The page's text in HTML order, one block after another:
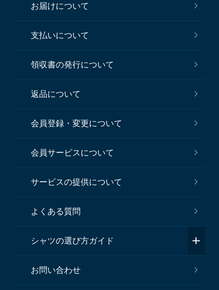
お届けについて
支払いについて
領収書の発行について
返品について
会員登録・変更について
会員サービスについて
サービスの提供について
よくある質問
シャツの選び方ガイド
お問い合わせ